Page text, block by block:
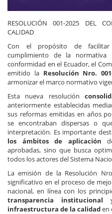
RESOLUCIÓN 001-2025 DEL
CALIDAD
Con el propósito de
cumplimiento de la
conformidad en el Ecuador, el
emitido la Resolución Nro.
armonizar el marco normativo
Esta nueva resolución
anteriormente establecidas
sus reformas emitidas en años
se encontraban dispersas o
interpretación. Es importante
los ámbitos de aplicación
aprobadas, sino que busca
todos los actores del Sistema
La emisión de la Resolución
significativo en el proceso de
nacional, en línea con los
transparencia institucional
infraestructura de la calidaden